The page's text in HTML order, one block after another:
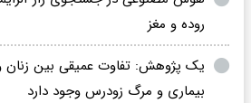
روده و مغز
یک پژوهش: تفاوت عمیقی بین زنان
بیماری و مرگ زودرس وجود دارد